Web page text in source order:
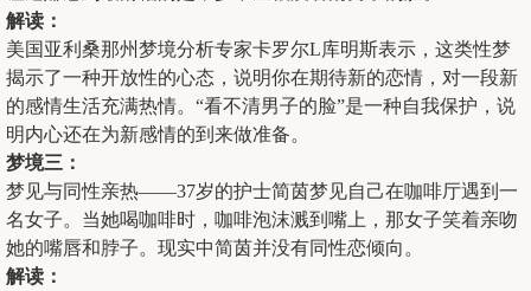
解读：
美国亚利桑那州梦境分析专家卡罗尔L库明斯表示，这类性梦
揭示了一种开放性的心态，说明你在期待新的恋情，对一段新
的感情生活充满热情。“看不清男子的脸”是一种自我保护，说
明内心还在为新感情的到来做准备。
梦境三：
梦见与同性亲热——37岁的护士简茵梦见自己在咖啡厅遇到一
名女子。当她喝咖啡时，咖啡泡沫溅到嘴上，那女子笑着亲吻
她的嘴唇和脖子。现实中简茵并没有同性恋倾向。
解读：